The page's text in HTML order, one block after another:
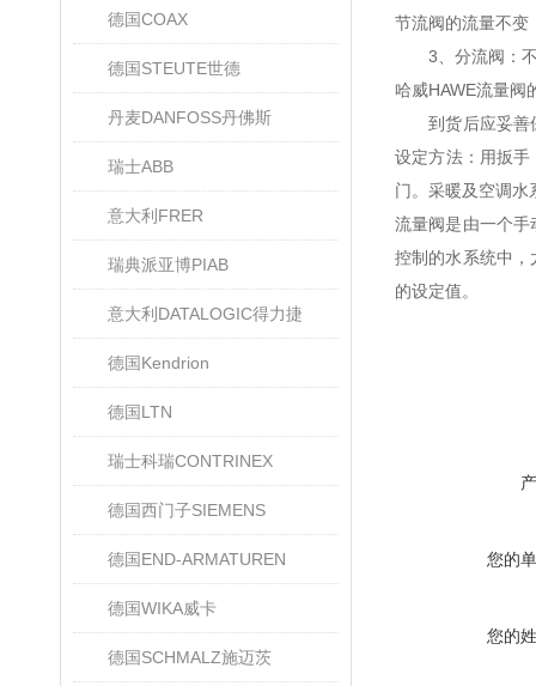
德国COAX
德国STEUTE世德
丹麦DANFOSS丹佛斯
瑞士ABB
意大利FRER
瑞典派亚博PIAB
意大利DATALOGIC得力捷
德国Kendrion
德国LTN
瑞士科瑞CONTRINEX
德国西门子SIEMENS
德国END-ARMATUREN
德国WIKA威卡
德国SCHMALZ施迈茨
节流阀的流量不变
3、分流阀：不
哈威HAWE流量阀
到货后应妥善保
设定方法：用扳
门。采暖及空调
流量阀是由一个
控制的水系统中
的设定值。
您的
您的